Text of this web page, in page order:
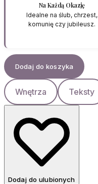
Na Każdą Okazję
Idealne na ślub, chrzest,
komunię czy jubileusz.
Dodaj do koszyka
Wnętrza Teksty
Dodaj do ulubionych